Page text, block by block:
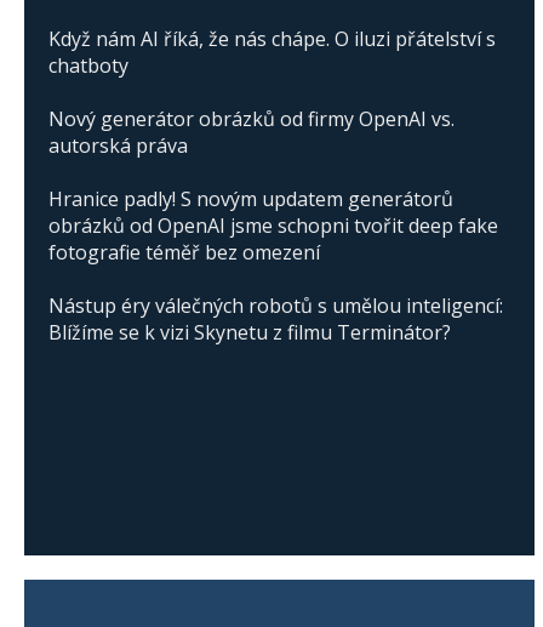
Když nám AI říká, že nás chápe. O iluzi přátelství s
chatboty
Nový generátor obrázků od firmy OpenAI vs.
autorská práva
Hranice padly! S novým updatem generátorů
obrázků od OpenAI jsme schopni tvořit deep fake
fotografie téměř bez omezení
Nástup éry válečných robotů s umělou inteligencí:
Blížíme se k vizi Skynetu z filmu Terminátor?